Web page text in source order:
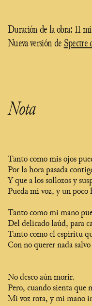
Duración de la obra: 11
Nueva versión de Spectre
Nota
Tanto como mis ojos
Por la hora pasada
Y que a los sollozos y
Pueda mi voz, y un poco
Tanto como mi mano
Del delicado laúd, para
Tanto como el espíritu
Con no querer nada
No deseo aún morir.
Pero, cuando sienta que
Mi voz rota, y mi mano